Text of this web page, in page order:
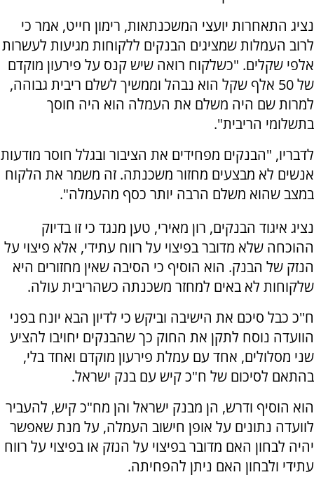
נציג התאחרות יועצי המשכנתאות, רימון חייט, אמר כי
לרוב העמלות שמציגים הבנקים ללקוחות מגיעות לעשרות
אלפי שקלים. "כשלקוח רואה שיש קנס על פירעון מוקדם
של 50 אלף שקל הוא נבהל וממשיך לשלם ריבית גבוהה,
למרות שם היה משלם את העמלה הוא היה חוסך
בתשלומי הריבית".
לדבריו, "הבנקים מפחידים את הציבור ובגלל חוסר מודעות
אנשים לא מבצעים מחזור משכנתה. זה משמר את הלקוח
במצב שהוא משלם הרבה יותר כסף מהעמלה".
נציג איגוד הבנקים, רון מאירי, טען מנגד כי זו בדיוק
ההוכחה שלא מדובר בפיצוי על רווח עתידי, אלא פיצוי על
הנזק של הבנק. הוא הוסיף כי הסיבה שאין מחזורים היא
שלקוחות לא באים למחזר משכנתה כשהריבית עולה.
ח''כ כבל סיכם את הישיבה וביקש כי לדיון הבא יונח בפני
הוועדה נוסח לתקן את החוק כך שהבנקים יחויבו להציע
שני מסלולים, אחד עם עמלת פירעון מוקדם ואחד בלי,
בהתאם לסיכום של ח"כ קיש עם בנק ישראל.
הוא הוסיף ודרש, הן מבנק ישראל והן מח"כ קיש, להעביר
לוועדה נתונים על אופן חישוב העמלה, על מנת שאפשר
יהיה לבחון האם מדובר בפיצוי על הנזק או בפיצוי על רווח
עתידי ולבחון האם ניתן להפחיתה.